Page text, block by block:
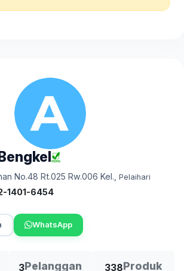
No.48 Rt.025 Rw.006 Kel. Pelaihari
1401-6454
WhatsApp
3Pelanggan 338Produk